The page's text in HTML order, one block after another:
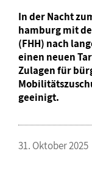
In der Nacht
hamburg mit
(FHH) nach
einen neuen
Zulagen für
geeinigt.
31. Oktober 2025